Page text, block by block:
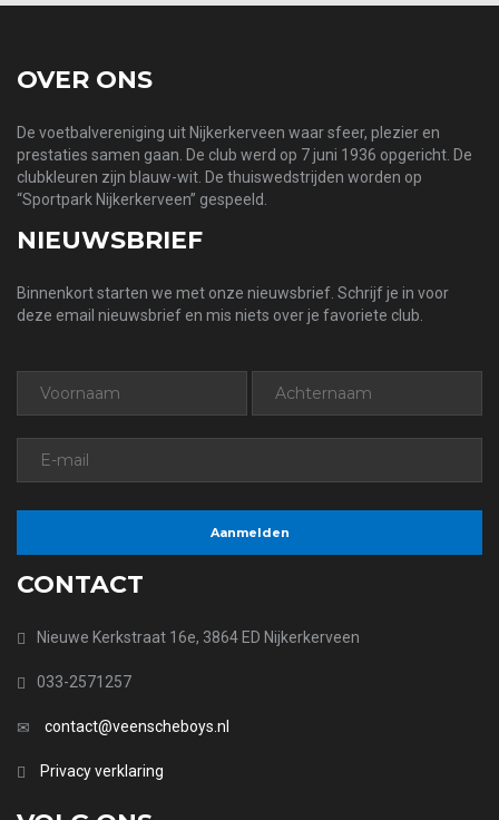
OVER ONS
De voetbalvereniging uit Nijkerkerveen waar sfeer, plezier en
prestaties samen gaan. De club werd op 7 juni 1936 opgericht. De
clubkleuren zijn blauw-wit. De thuiswedstrijden worden op
“Sportpark Nijkerkerveen” gespeeld.
NIEUWSBRIEF
Binnenkort starten we met onze nieuwsbrief. Schrijf je in voor
deze email nieuwsbrief en mis niets over je favoriete club.
CONTACT
Nieuwe Kerkstraat 16e, 3864 ED Nijkerkerveen
033-2571257
contact@veenscheboys.nl
Privacy verklaring